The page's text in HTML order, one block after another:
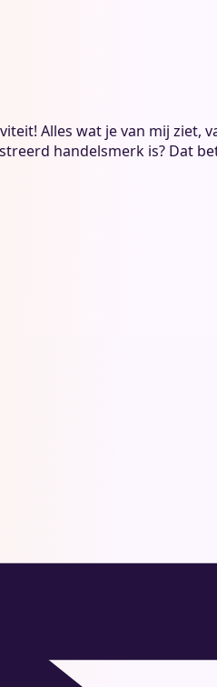
Alles wat je van mij ziet,
handelsmerk is? Dat